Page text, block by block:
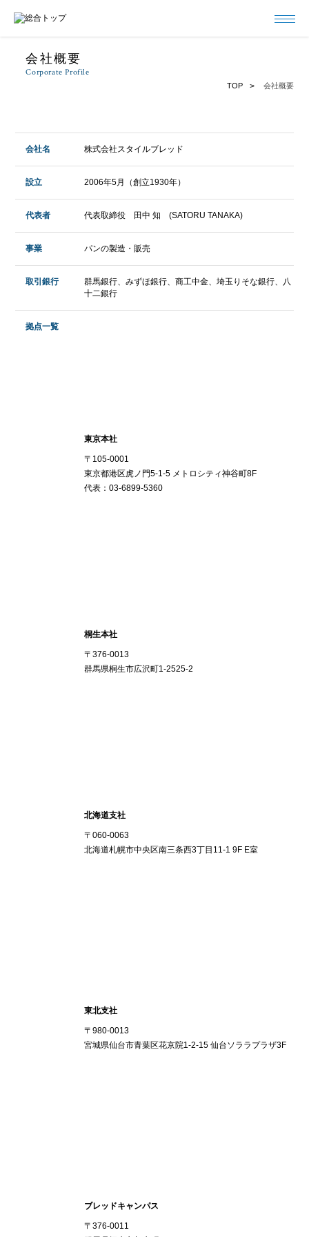
会社概要
Corporate Profile
TOP 会社概要
会社名 株式会社スタイルブレッド
設立 2006年5月（創立1930年）
代表者 代表取締役 田中 知 (SATORU TANAKA)
事業 パンの製造・販売
取引銀行
群馬銀行、みずほ銀行、商工中金、埼玉りそな銀行、八
十二銀行
拠点一覧
東京本社
〒105-0001
東京都港区虎ノ門5-1-5 メトロシティ神谷町8F
代表：03-6899-5360
桐生本社
〒376-0013
群馬県桐生市広沢町1-2525-2
北海道支社
〒060-0063
北海道札幌市中央区南三条西3丁目11-1 9F E室
東北支社
〒980-0013
宮城県仙台市青葉区花京院1-2-15 仙台ソララプラザ3F
ブレッドキャンパス
〒376-0011